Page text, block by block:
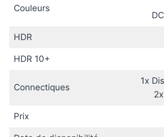
Couleurs
HDR
HDR 10+
Connectiques
1x
Prix